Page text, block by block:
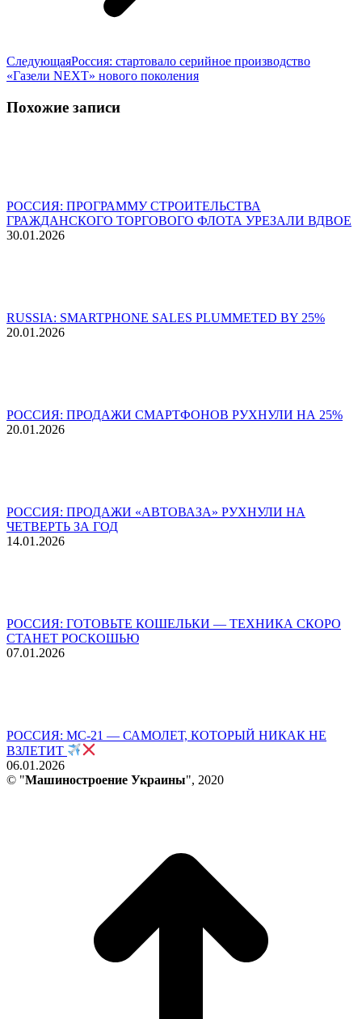
СледующаяСледующая
запись:
Россия: стартовало серийное производство
«Газели NEXT» нового поколения
Похожие записи
РОССИЯ: ПРОГРАММУ СТРОИТЕЛЬСТВА
ГРАЖДАНСКОГО ТОРГОВОГО ФЛОТА УРЕЗАЛИ ВДВОЕ
30.01.2026
RUSSIA: SMARTPHONE SALES PLUMMETED BY 25%
20.01.2026
РОССИЯ: ПРОДАЖИ СМАРТФОНОВ РУХНУЛИ НА 25%
20.01.2026
РОССИЯ: ПРОДАЖИ «АВТОВАЗА» РУХНУЛИ НА
ЧЕТВЕРТЬ ЗА ГОД
14.01.2026
РОССИЯ: ГОТОВЬТЕ КОШЕЛЬКИ — ТЕХНИКА СКОРО
СТАНЕТ РОСКОШЬЮ
07.01.2026
РОССИЯ: МС-21 — САМОЛЕТ, КОТОРЫЙ НИКАК НЕ
ВЗЛЕТИТ
06.01.2026
© "Машиностроение Украины", 2020